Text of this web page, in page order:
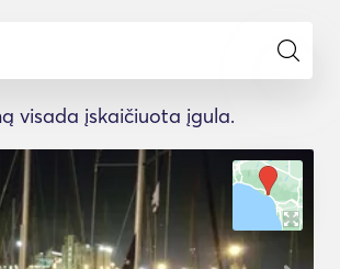
visada įskaičiuota įgula.